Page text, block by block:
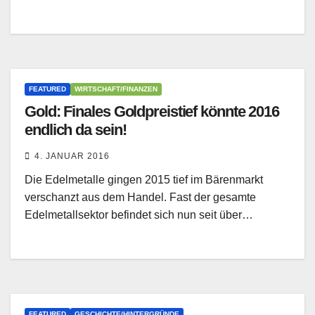
FEATURED WIRTSCHAFT/FINANZEN
Gold: Finales Goldpreistief könnte 2016
endlich da sein!
4. JANUAR 2016
Die Edelmetalle gingen 2015 tief im Bärenmarkt
verschanzt aus dem Handel. Fast der gesamte
Edelmetallsektor befindet sich nun seit über…